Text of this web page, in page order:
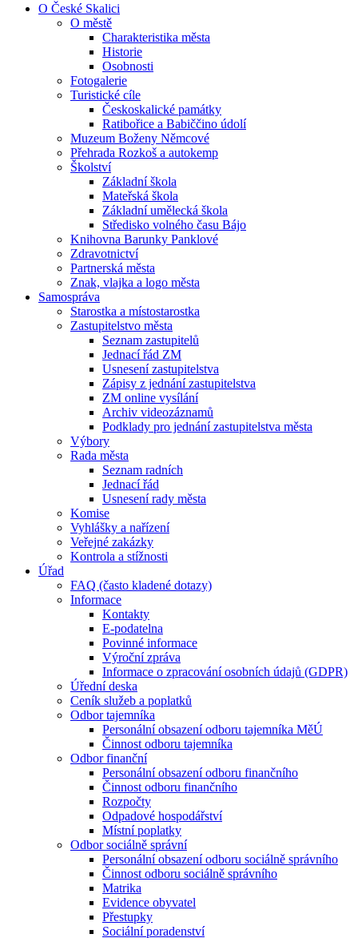
O České Skalici
O městě
Charakteristika města
Historie
Osobnosti
Fotogalerie
Turistické cíle
Českoskalické památky
Ratibořice a Babiččino údolí
Muzeum Boženy Němcové
Přehrada Rozkoš a autokemp
Školství
Základní škola
Mateřská škola
Základní umělecká škola
Středisko volného času Bájo
Knihovna Barunky Panklové
Zdravotnictví
Partnerská města
Znak, vlajka a logo města
Samospráva
Starostka a místostarostka
Zastupitelstvo města
Seznam zastupitelů
Jednací řád ZM
Usnesení zastupitelstva
Zápisy z jednání zastupitelstva
ZM online vysílání
Archiv videozáznamů
Podklady pro jednání zastupitelstva města
Výbory
Rada města
Seznam radních
Jednací řád
Usnesení rady města
Komise
Vyhlášky a nařízení
Veřejné zakázky
Kontrola a stížnosti
Úřad
FAQ (často kladené dotazy)
Informace
Kontakty
E-podatelna
Povinné informace
Výroční zpráva
Informace o zpracování osobních údajů (GDPR)
Úřední deska
Ceník služeb a poplatků
Odbor tajemníka
Personální obsazení odboru tajemníka MěÚ
Činnost odboru tajemníka
Odbor finanční
Personální obsazení odboru finančního
Činnost odboru finančního
Rozpočty
Odpadové hospodářství
Místní poplatky
Odbor sociálně správní
Personální obsazení odboru sociálně správního
Činnost odboru sociálně správního
Matrika
Evidence obyvatel
Přestupky
Sociální poradenství